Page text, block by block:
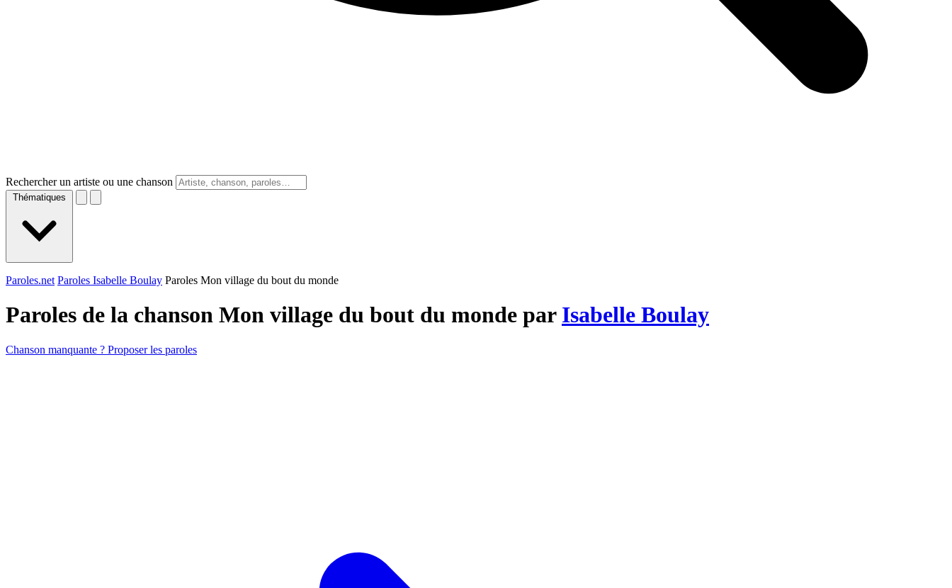
Rechercher un artiste ou une chanson
Thématiques
Paroles.net Paroles Isabelle Boulay Paroles Mon village du bout du monde
Paroles de la chanson Mon village du bout du monde par Isabelle Boulay
Chanson manquante ? Proposer les paroles